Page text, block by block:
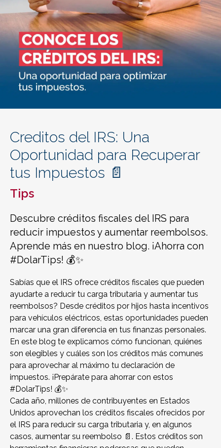
Creditos del IRS: Una
Oportunidad para Recuperar
tus Impuestos 📄
Tips
Descubre créditos fiscales del IRS para
reducir impuestos y aumentar reembolsos.
Aprende más en nuestro blog. ¡Ahorra con
#DolarTips! 💰✨
Sabías que el IRS ofrece créditos fiscales que pueden
ayudarte a reducir tu carga tributaria y aumentar tus
reembolsos? Desde créditos por hijos hasta incentivos
para vehículos eléctricos, estas oportunidades pueden
marcar una gran diferencia en tus finanzas personales.
En este blog te explicamos cómo funcionan, quiénes
son elegibles y cuáles son los créditos más comunes
para aprovechar al máximo tu declaración de
impuestos. ¡Prepárate para ahorrar con estos
#DolarTips! 💰✨
Cada año, millones de contribuyentes en Estados
Unidos aprovechan los créditos fiscales ofrecidos por
el IRS para reducir su carga tributaria y, en algunos
casos, aumentar su reembolso 📄. Estos créditos son